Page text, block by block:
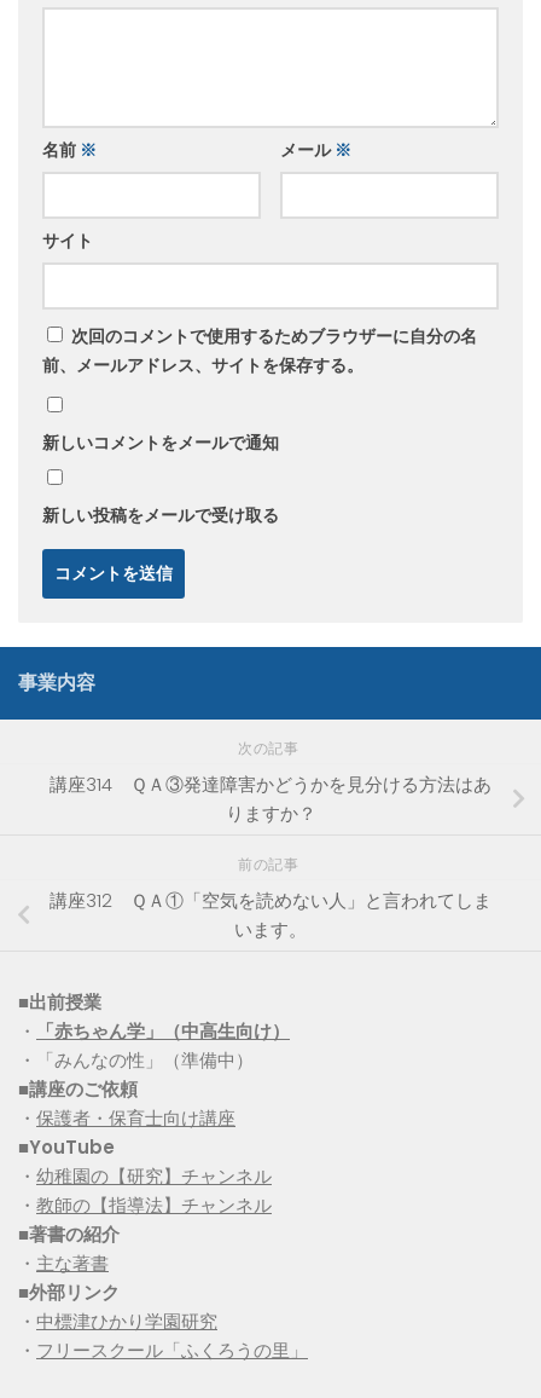
名前 ※ メール ※
サイト
次回のコメントで使用するためブラウザーに自分の名
前、メールアドレス、サイトを保存する。
新しいコメントをメールで通知
新しい投稿をメールで受け取る
事業内容
次の記事
講座314 ＱＡ③発達障害かどうかを見分ける方法はあ
りますか？
前の記事
講座312 ＱＡ①「空気を読めない人」と言われてしま
います。
■出前授業
・
「赤ちゃん学」（中高生向け）
・「みんなの性」（準備中）
■講座のご依頼
・ 保護者・保育士向け講座
■YouTube
・ 幼稚園の【研究】チャンネル
・ 教師の【指導法】チャンネル
■著書の紹介
・ 主な著書
■外部リンク
・ 中標津ひかり学園研究
・ フリースクール「ふくろうの里」